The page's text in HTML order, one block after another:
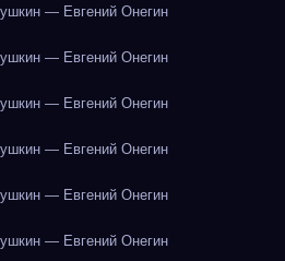
— Евгений Онегин
— Евгений Онегин
— Евгений Онегин
— Евгений Онегин
— Евгений Онегин
— Евгений Онегин